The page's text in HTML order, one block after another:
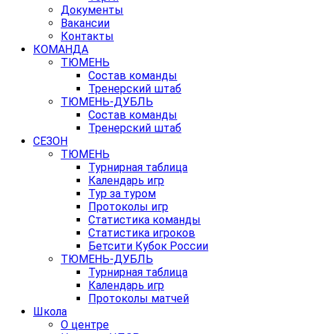
Документы
Вакансии
Контакты
КОМАНДА
ТЮМЕНЬ
Состав команды
Тренерский штаб
ТЮМЕНЬ-ДУБЛЬ
Состав команды
Тренерский штаб
СЕЗОН
ТЮМЕНЬ
Турнирная таблица
Календарь игр
Тур за туром
Протоколы игр
Статистика команды
Статистика игроков
Бетсити Кубок России
ТЮМЕНЬ-ДУБЛЬ
Турнирная таблица
Календарь игр
Протоколы матчей
Школа
О центре